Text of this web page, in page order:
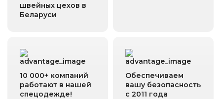
швейных цехов в
Беларуси
10 000+ компаний
работают в нашей
спецодежде!
Обеспечиваем
вашу безопасность
с 2011 года